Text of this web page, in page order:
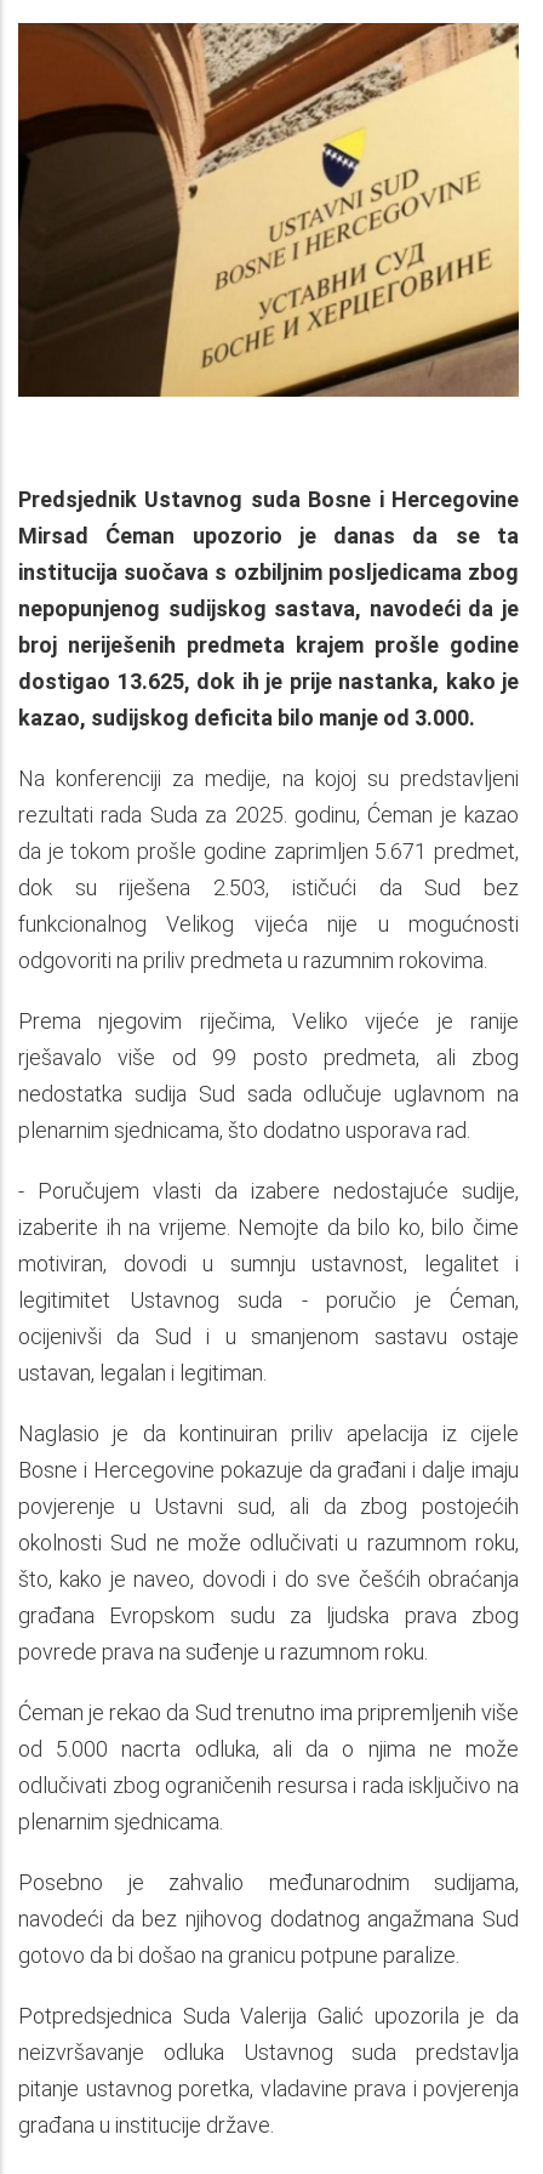
Predsjednik Ustavnog suda Bosne i Hercegovine
Mirsad Ćeman upozorio je danas da se ta
institucija suočava s ozbiljnim posljedicama zbog
nepopunjenog sudijskog sastava, navodeći da je
broj neriješenih predmeta krajem prošle godine
dostigao 13.625, dok ih je prije nastanka, kako je
kazao, sudijskog deficita bilo manje od 3.000.
Na konferenciji za medije, na kojoj su predstavljeni
rezultati rada Suda za 2025. godinu, Ćeman je kazao
da je tokom prošle godine zaprimljen 5.671 predmet,
dok su riješena 2.503, ističući da Sud bez
funkcionalnog Velikog vijeća nije u mogućnosti
odgovoriti na priliv predmeta u razumnim rokovima.
Prema njegovim riječima, Veliko vijeće je ranije
rješavalo više od 99 posto predmeta, ali zbog
nedostatka sudija Sud sada odlučuje uglavnom na
plenarnim sjednicama, što dodatno usporava rad.
- Poručujem vlasti da izabere nedostajuće sudije,
izaberite ih na vrijeme. Nemojte da bilo ko, bilo čime
motiviran, dovodi u sumnju ustavnost, legalitet i
legitimitet Ustavnog suda - poručio je Ćeman,
ocijenivši da Sud i u smanjenom sastavu ostaje
ustavan, legalan i legitiman.
Naglasio je da kontinuiran priliv apelacija iz cijele
Bosne i Hercegovine pokazuje da građani i dalje imaju
povjerenje u Ustavni sud, ali da zbog postojećih
okolnosti Sud ne može odlučivati u razumnom roku,
što, kako je naveo, dovodi i do sve češćih obraćanja
građana Evropskom sudu za ljudska prava zbog
povrede prava na suđenje u razumnom roku.
Ćeman je rekao da Sud trenutno ima pripremljenih više
od 5.000 nacrta odluka, ali da o njima ne može
odlučivati zbog ograničenih resursa i rada isključivo na
plenarnim sjednicama.
Posebno je zahvalio međunarodnim sudijama,
navodeći da bez njihovog dodatnog angažmana Sud
gotovo da bi došao na granicu potpune paralize.
Potpredsjednica Suda Valerija Galić upozorila je da
neizvršavanje odluka Ustavnog suda predstavlja
pitanje ustavnog poretka, vladavine prava i povjerenja
građana u institucije države.